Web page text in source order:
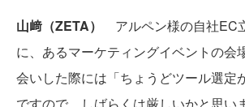
山﨑（ZETA）
アルペン様の自社EC
に、あるマーケティングイベントの会
会いした際には「ちょうどツール選定
ですので、しばらくは厳しいかと思い